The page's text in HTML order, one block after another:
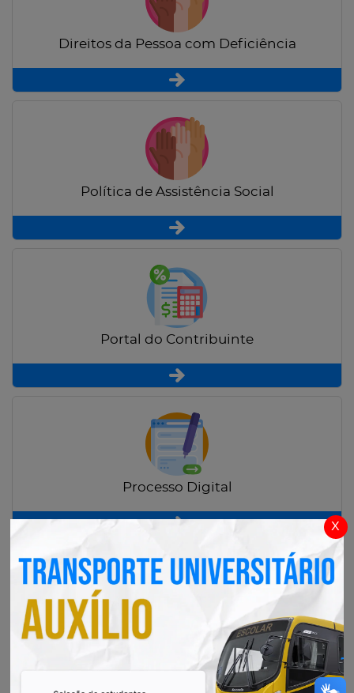
x
Direitos da Pessoa com Deficiência
Política de Assistência Social
Portal do Contribuinte
Processo Digital
Radar Transparência Pública